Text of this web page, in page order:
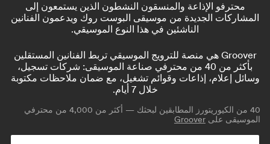
محترفو الإذاعة والمنسقون النشطون الذين يستمعون إلى
المشاركات الجديدة من موسيقى البوست روك ويدعمون الفنانين
الناشئين في هذا النوع الموسيقي.
Groover هي منصة للترويج الموسيقي تربط الفنانين المستقلين
بأكثر من 40 من محترفي صناعة الموسيقى: شركات تسجيل،
وسائل إعلام، إذاعات وقوائم تشغيل، مع ضمان ملاحظات مكتوبة
خلال 7 أيام.
40
من الكيوريتورز المطابقين لبحثك — أكثر من 4,000 من محترفي
الموسيقى على Groover